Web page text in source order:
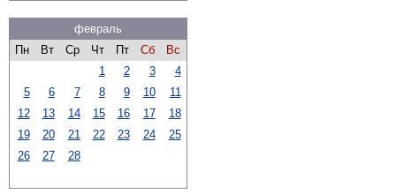
февраль
Пн
Вт Ср Чт Пт Сб
Вс
1
2 3
4
5
6 7 8 9 10
11
12
13 14 15 16 17
18
19
20 21 22 23 24
25
26
27 28